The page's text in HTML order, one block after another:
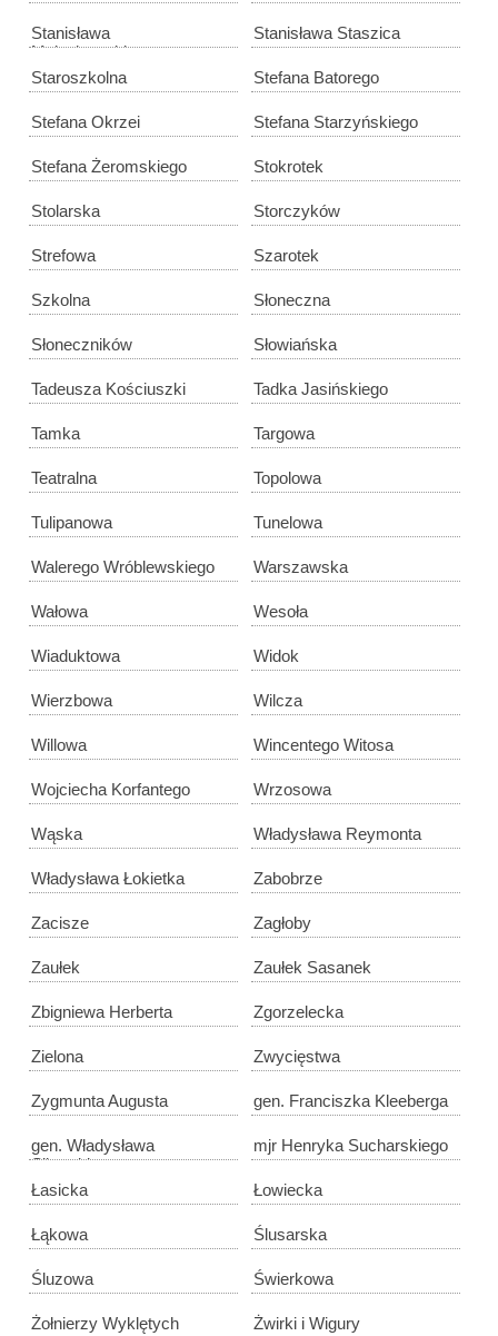
Stanisława
Małachowskiego
Stanisława Staszica
Staroszkolna Stefana Batorego
Stefana Okrzei Stefana Starzyńskiego
Stefana Żeromskiego Stokrotek
Stolarska Storczyków
Strefowa Szarotek
Szkolna Słoneczna
Słoneczników Słowiańska
Tadeusza Kościuszki Tadka Jasińskiego
Tamka Targowa
Teatralna Topolowa
Tulipanowa Tunelowa
Walerego Wróblewskiego Warszawska
Wałowa Wesoła
Wiaduktowa Widok
Wierzbowa Wilcza
Willowa Wincentego Witosa
Wojciecha Korfantego Wrzosowa
Wąska Władysława Reymonta
Władysława Łokietka Zabobrze
Zacisze Zagłoby
Zaułek Zaułek Sasanek
Zbigniewa Herberta Zgorzelecka
Zielona Zwycięstwa
Zygmunta Augusta gen. Franciszka Kleeberga
gen. Władysława
Sikorskiego
mjr Henryka Sucharskiego
Łasicka Łowiecka
Łąkowa Ślusarska
Śluzowa Świerkowa
Żołnierzy Wyklętych Żwirki i Wigury